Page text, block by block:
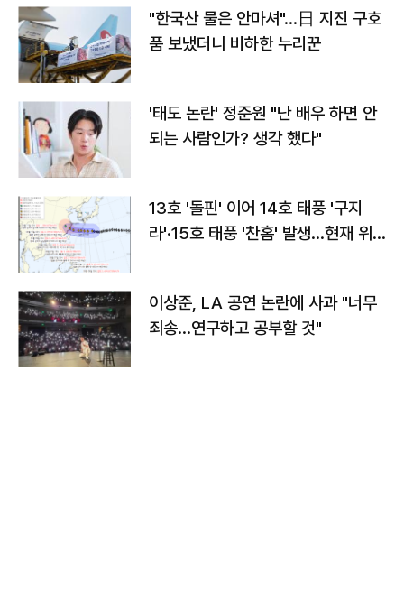
"한국산 물은 안마셔"…日 지진 구호
품 보냈더니 비하한 누리꾼
'태도 논란' 정준원 "난 배우 하면 안
되는 사람인가? 생각 했다"
13호 '돌핀' 이어 14호 태풍 '구지
라'·15호 태풍 '찬홈' 발생…현재 위
이상준, LA 공연 논란에 사과 "너무
죄송…연구하고 공부할 것"